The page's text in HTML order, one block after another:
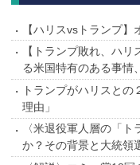
【ハリスvsトランプ
【トランプ敗れ、ハ
る米国特有のある事情
トランプがハリスと
理由」
〈米退役軍人層の「
か？その背景と大統領